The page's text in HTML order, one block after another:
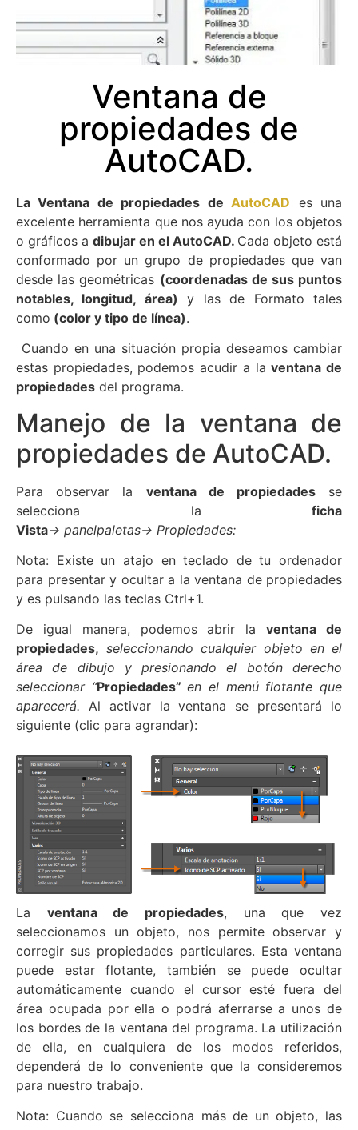
Ventana de
propiedades de
AutoCAD.
La Ventana de propiedades deAutoCAD es una
excelente herramienta que nos ayuda con los objetos
o gráficos a dibujar en el AutoCAD. Cada objeto está
conformado por un grupo de propiedades que van
desde las geométricas (coordenadas de sus puntos
notables, longitud, área) y las de Formato tales
como (color y tipo de línea).
Cuando en una situación propia deseamos cambiar
estas propiedades, podemos acudir a laventana de
propiedades del programa.
Manejo de la ventana de
propiedades de AutoCAD.
Para observar la ventana de propiedadesse
selecciona la ficha
Vista→ panelpaletas→ Propiedades:
Nota: Existe un atajo en teclado de tu ordenador
para presentar y ocultar a la ventana de propiedades
y es pulsando las teclas Ctrl+1.
De igual manera, podemos abrir laventana de
propiedades, seleccionando cualquier objeto en el
área de dibujo y presionando el botón derecho
seleccionar “Propiedades”en el menú flotante que
aparecerá. Al activar la ventana se presentará lo
siguiente (clic para agrandar):
La ventana de propiedades, una que vez
seleccionamos un objeto, nos permite observar y
corregir sus propiedades particulares. Esta ventana
puede estar flotante, también se puede ocultar
automáticamente cuando el cursor esté fuera del
área ocupada por ella o podrá aferrarse a unos de
los bordes de la ventana del programa. La utilización
de ella, en cualquiera de los modos referidos,
dependerá de lo conveniente que la consideremos
para nuestro trabajo.
Nota: Cuando se selecciona más de un objeto, las